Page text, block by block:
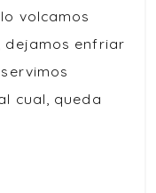
volcamos
dejamos enfriar
cual, queda